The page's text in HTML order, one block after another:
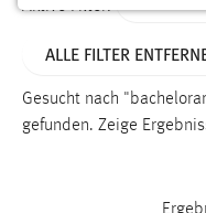
Aktive Filter:
ALLE FILTER
Gesucht nach
gefunden. Zeige
Funktionen und
Einverständnis
cookie_consent